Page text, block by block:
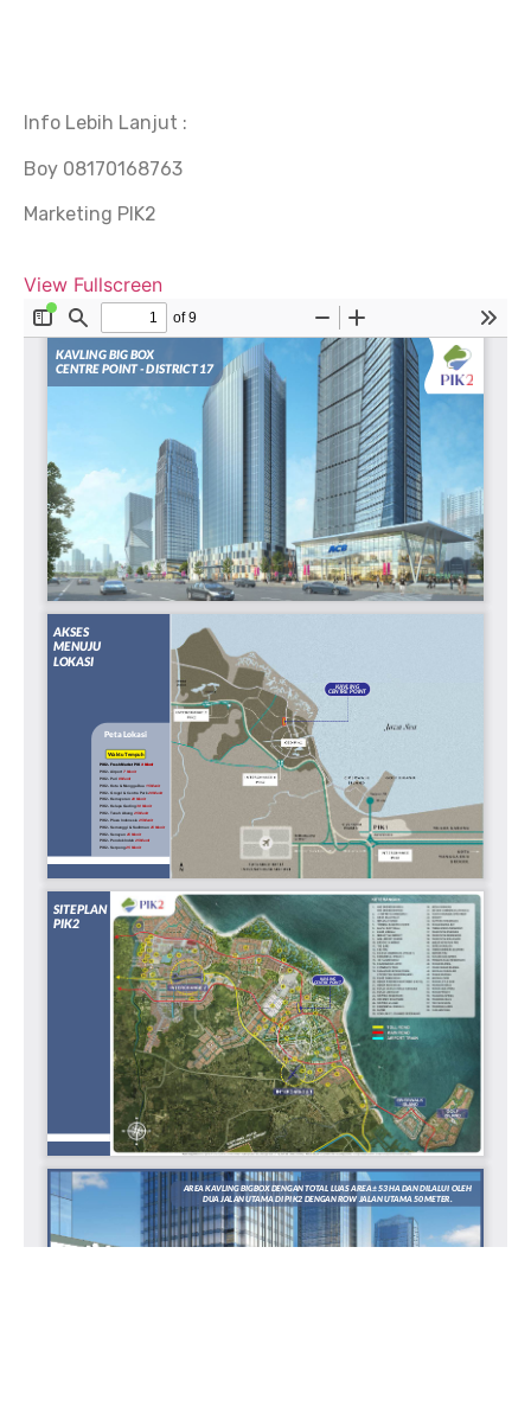
Info Lebih Lanjut :
Boy 08170168763
Marketing PIK2
View Fullscreen